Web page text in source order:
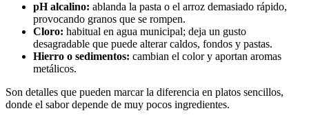
pH alcalino: ablanda la pasta o el arroz demasiado rápido,
provocando granos que se rompen.
Cloro: habitual en agua municipal; deja un gusto
desagradable que puede alterar caldos, fondos y pastas.
Hierro o sedimentos: cambian el color y aportan aromas
metálicos.
Son detalles que pueden marcar la diferencia en platos sencillos,
donde el sabor depende de muy pocos ingredientes.